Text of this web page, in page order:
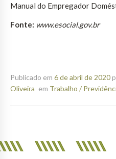
Manual do Empregador
Fonte: www.esocial.gov.br
Publicado em 6 de abril de 2020
Oliveira em Trabalho /